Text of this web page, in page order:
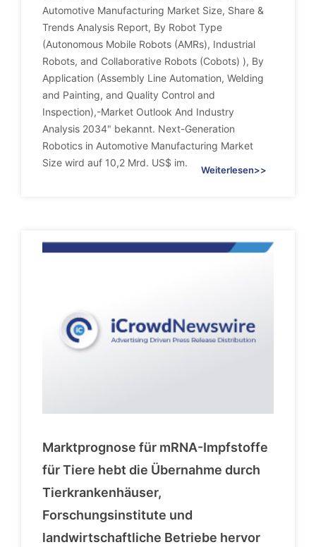
Automotive Manufacturing Market Size, Share &
Trends Analysis Report, By Robot Type
(Autonomous Mobile Robots (AMRs), Industrial
Robots, and Collaborative Robots (Cobots) ), By
Application (Assembly Line Automation, Welding
and Painting, and Quality Control and
Inspection),-Market Outlook And Industry
Analysis 2034" bekannt. Next-Generation
Robotics in Automotive Manufacturing Market
Size wird auf 10,2 Mrd. US$ im.
Weiterlesen>>
Marktprognose für mRNA-Impfstoffe
für Tiere hebt die Übernahme durch
Tierkrankenhäuser,
Forschungsinstitute und
landwirtschaftliche Betriebe hervor